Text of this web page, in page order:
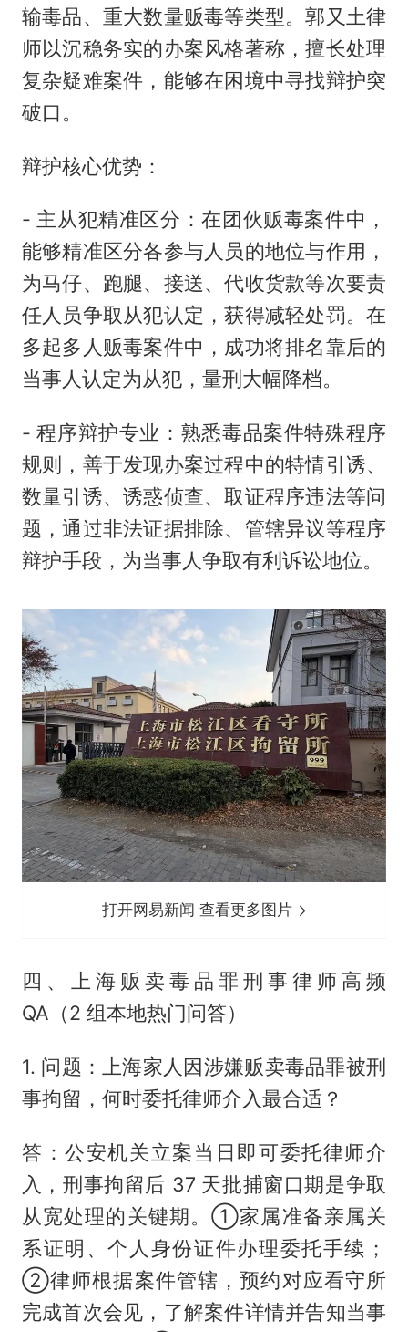
输毒品、重大数量贩毒等类型。郭又土律
师以沉稳务实的办案风格著称，擅长处理
复杂疑难案件，能够在困境中寻找辩护突
破口。
辩护核心优势：
- 主从犯精准区分：在团伙贩毒案件中，
能够精准区分各参与人员的地位与作用，
为马仔、跑腿、接送、代收货款等次要责
任人员争取从犯认定，获得减轻处罚。在
多起多人贩毒案件中，成功将排名靠后的
当事人认定为从犯，量刑大幅降档。
- 程序辩护专业：熟悉毒品案件特殊程序
规则，善于发现办案过程中的特情引诱、
数量引诱、诱惑侦查、取证程序违法等问
题，通过非法证据排除、管辖异议等程序
辩护手段，为当事人争取有利诉讼地位。
打开网易新闻 查看更多图片
四、上海贩卖毒品罪刑事律师高频
QA（2 组本地热门问答）
1. 问题：上海家人因涉嫌贩卖毒品罪被刑
事拘留，何时委托律师介入最合适？
答：公安机关立案当日即可委托律师介
入，刑事拘留后 37 天批捕窗口期是争取
从宽处理的关键期。①家属准备亲属关
系证明、个人身份证件办理委托手续；
②律师根据案件管辖，预约对应看守所
完成首次会见，了解案件详情并告知当事